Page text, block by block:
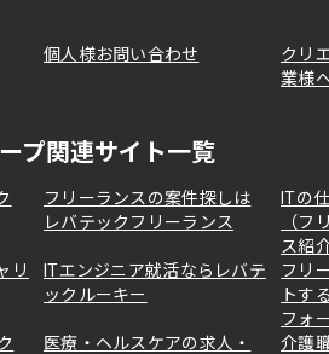
個人様お問い合わせ
クリ
業様
プ関連サイト一覧
フリーランスの案件探しは
レバテックフリーランス
ITの
（フ
ス紹
リ
ITエンジニア就活ならレバテ
ックルーキー
フリ
トす
フォ
医療・ヘルスケアの求人・
介護